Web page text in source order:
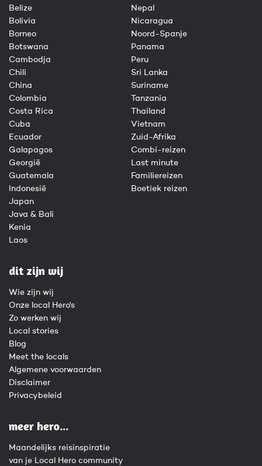
Belize
Bolivia
Borneo
Botswana
Cambodja
Chili
China
Colombia
Costa Rica
Cuba
Ecuador
Galapagos
Georgië
Guatemala
Indonesië
Japan
Java & Bali
Kenia
Laos
Nepal
Nicaragua
Noord-Spanje
Panama
Peru
Sri Lanka
Suriname
Tanzania
Thailand
Vietnam
Zuid-Afrika
Combi-reizen
Last minute
Familiereizen
Boetiek reizen
dit zijn wij
Wie zijn wij
Onze local Hero's
Zo werken wij
Local stories
Blog
Meet the locals
Algemene voorwaarden
Disclaimer
Privacybeleid
meer hero...
Maandelijks reisinspiratie
van je Local Hero community